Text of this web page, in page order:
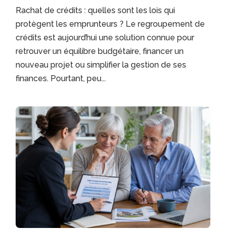
Rachat de crédits : quelles sont les lois qui
protègent les emprunteurs ? Le regroupement de
crédits est aujourd’hui une solution connue pour
retrouver un équilibre budgétaire, financer un
nouveau projet ou simplifier la gestion de ses
finances. Pourtant, peu...